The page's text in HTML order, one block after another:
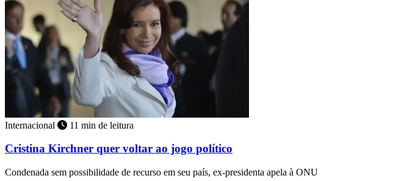
Internacional 11 min de leitura
Cristina Kirchner quer voltar ao jogo político
Condenada sem possibilidade de recurso em seu país, ex-presidenta apela à ONU